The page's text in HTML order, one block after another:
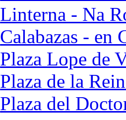
Linterna - Na
Calabazas - en
Plaza Lope de
Plaza de la
Plaza del